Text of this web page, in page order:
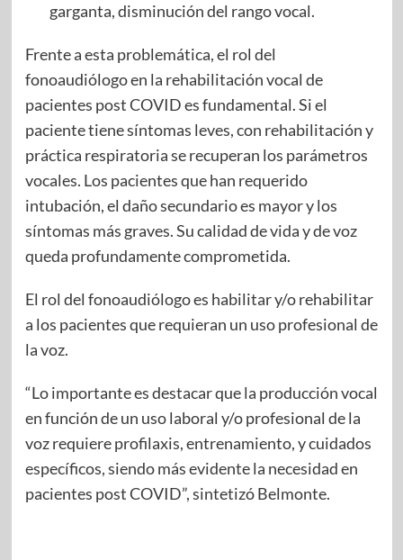
garganta, disminución del rango vocal.
Frente a esta problemática, el rol del
fonoaudiólogo en la rehabilitación vocal de
pacientes post COVID es fundamental. Si el
paciente tiene síntomas leves, con rehabilitación y
práctica respiratoria se recuperan los parámetros
vocales. Los pacientes que han requerido
intubación, el daño secundario es mayor y los
síntomas más graves. Su calidad de vida y de voz
queda profundamente comprometida.
El rol del fonoaudiólogo es habilitar y/o rehabilitar
a los pacientes que requieran un uso profesional de
la voz.
“Lo importante es destacar que la producción vocal
en función de un uso laboral y/o profesional de la
voz requiere profilaxis, entrenamiento, y cuidados
específicos, siendo más evidente la necesidad en
pacientes post COVID”, sintetizó Belmonte.